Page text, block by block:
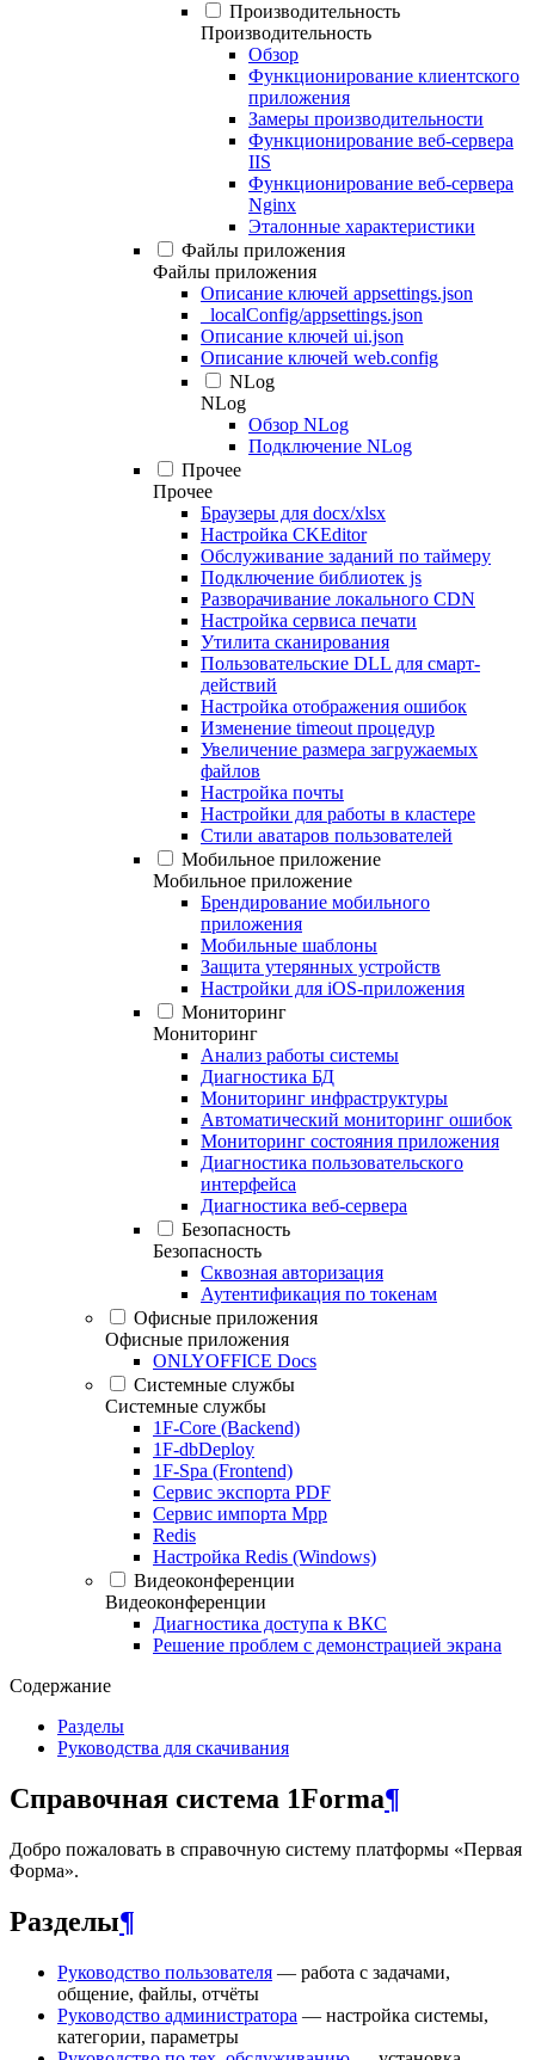
Производительность
Производительность
Обзор
Функционирование клиентского
приложения
Замеры производительности
Функционирование веб-сервера
IIS
Функционирование веб-сервера
Nginx
Эталонные характеристики
Файлы приложения
Файлы приложения
Описание ключей appsettings.json
_localConfig/appsettings.json
Описание ключей ui.json
Описание ключей web.config
NLog
NLog
Обзор NLog
Подключение NLog
Прочее
Прочее
Браузеры для docx/xlsx
Настройка CKEditor
Обслуживание заданий по таймеру
Подключение библиотек js
Разворачивание локального CDN
Настройка сервиса печати
Утилита сканирования
Пользовательские DLL для смарт-
действий
Настройка отображения ошибок
Изменение timeout процедур
Увеличение размера загружаемых
файлов
Настройка почты
Настройки для работы в кластере
Стили аватаров пользователей
Мобильное приложение
Мобильное приложение
Брендирование мобильного
приложения
Мобильные шаблоны
Защита утерянных устройств
Настройки для iOS-приложения
Мониторинг
Мониторинг
Анализ работы системы
Диагностика БД
Мониторинг инфраструктуры
Автоматический мониторинг ошибок
Мониторинг состояния приложения
Диагностика пользовательского
интерфейса
Диагностика веб-сервера
Безопасность
Безопасность
Сквозная авторизация
Аутентификация по токенам
Офисные приложения
Офисные приложения
ONLYOFFICE Docs
Системные службы
Системные службы
1F-Core (Backend)
1F-dbDeploy
1F-Spa (Frontend)
Сервис экспорта PDF
Сервис импорта Mpp
Redis
Настройка Redis (Windows)
Видеоконференции
Видеоконференции
Диагностика доступа к ВКС
Решение проблем с демонстрацией экрана
Содержание
Разделы
Руководства для скачивания
Справочная система 1Forma¶
Добро пожаловать в справочную систему платформы «Первая
Форма».
Разделы¶
Руководство пользователя — работа с задачами,
общение, файлы, отчёты
Руководство администратора — настройка системы,
категории, параметры